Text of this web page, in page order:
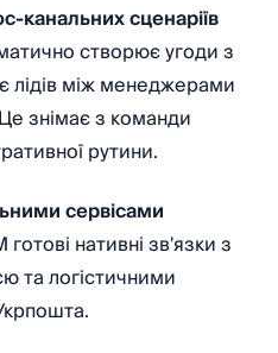
канальних сценаріїв
створює угоди з
лідів між менеджерами
знімає з команди
рутини.
сервісами
нативні зв'язки з
та логістичними